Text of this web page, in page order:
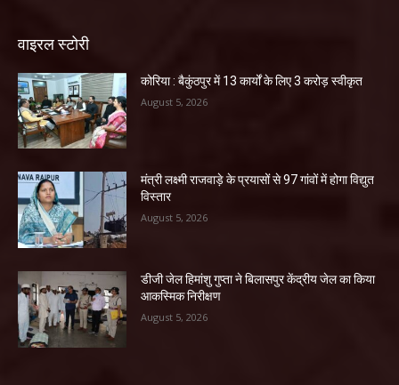
वाइरल स्टोरी
कोरिया : बैकुंठपुर में 13 कार्यों के लिए 3 करोड़ स्वीकृत
August 5, 2026
मंत्री लक्ष्मी राजवाड़े के प्रयासों से 97 गांवों में होगा विद्युत
विस्तार
August 5, 2026
डीजी जेल हिमांशु गुप्ता ने बिलासपुर केंद्रीय जेल का किया
आकस्मिक निरीक्षण
August 5, 2026